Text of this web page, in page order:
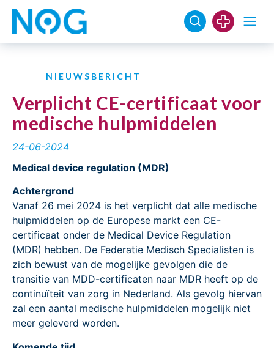
NIEUWSBERICHT
Verplicht CE-certificaat voor
medische hulpmiddelen
24-06-2024
Medical device regulation (MDR)
Achtergrond
Vanaf 26 mei 2024 is het verplicht dat alle medische
hulpmiddelen op de Europese markt een CE-
certificaat onder de Medical Device Regulation
(MDR) hebben. De Federatie Medisch Specialisten is
zich bewust van de mogelijke gevolgen die de
transitie van MDD-certificaten naar MDR heeft op de
continuïteit van zorg in Nederland. Als gevolg hiervan
zal een aantal medische hulpmiddelen mogelijk niet
meer geleverd worden.